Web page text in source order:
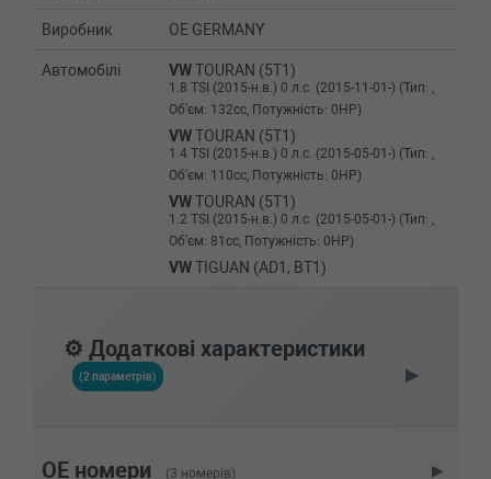
Виробник OE GERMANY
Автомобілі VWTOURAN (5T1)
1.8 TSI (2015-н.в.) 0 л.с. (2015-11-01-) (Тип: ,
Об'єм: 132cc, Потужність: 0HP)
VWTOURAN (5T1)
1.4 TSI (2015-н.в.) 0 л.с. (2015-05-01-) (Тип: ,
Об'єм: 110cc, Потужність: 0HP)
VWTOURAN (5T1)
1.2 TSI (2015-н.в.) 0 л.с. (2015-05-01-) (Тип: ,
Об'єм: 81cc, Потужність: 0HP)
VWTIGUAN (AD1, BT1)
VWTIGUAN (AD1, BT1)
2.0 TSI 4motion (2016-н.в.) 0 л.с. (2016-02-01-)
⚙️ Додаткові характеристики
(2 параметрів) ▶
OE номери (3 номерів) ▶